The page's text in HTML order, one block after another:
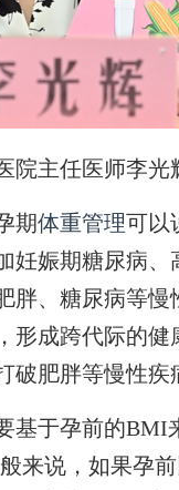
院主任医师李光
期体重管理可以
妊娠期糖尿病
胖、糖尿病等
形成跨代际的
破肥胖等慢性
于孕前的BMI
来说，如果孕